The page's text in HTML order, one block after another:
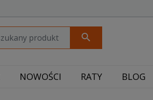
search
NOWOŚCI RATY BLOG